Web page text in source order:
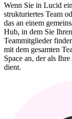
Wenn Sie in Lucid
strukturiertes Team
das an einem
Hub, in dem Sie
Teammitglieder
mit dem gesamten
Space an, der als
dient.